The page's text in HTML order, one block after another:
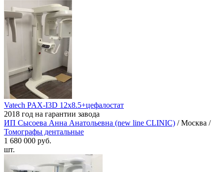
Vatech PAX-I3D 12х8.5+цефалостат
2018 год на гарантии завода
ИП Сысоева Анна Анатольевна (new line CLINIC) / Москва /
Томографы дентальные
1 680 000 руб.
шт.